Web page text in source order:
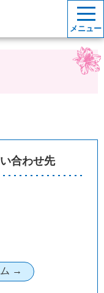
メニュー
合わせ先